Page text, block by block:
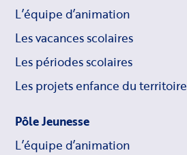
L’équipe d’animation
Les vacances scolaires
Les périodes scolaires
Les projets enfance du territoire
Pôle Jeunesse
L’équipe d’animation